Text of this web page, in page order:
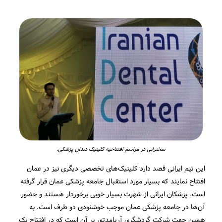
سخنرانی در مراسم افتتاحیه کلینیک دندان پزشکی.
این تیم ایرانی قصد دارد کلینیک‌های تخصصی دیگری نیز در عمان
افتتاح نمایند که بسیار مورد استقبال جامعه پزشکی عمان قرار گرفته
است. پزشکان ایرانی از شهرت بسیار خوبی برخوردار هستند و حضور
آن‌ها در جامعه پزشکی عمان موجب خوشنودی دو طرف است. به